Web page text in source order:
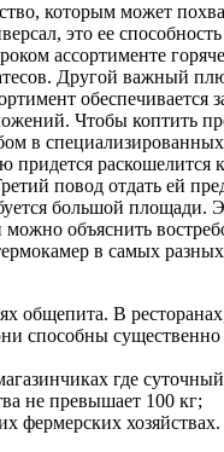
которым может
это ее
ассортименте
Другой важный
обеспечивается
Чтобы коптить
в
придется раскошелится
повод отдать ей
большой площади.
объяснить
в самых
общепита. В
способны существенно
где
не превышает 100 кг;
фермерских хозяйствах.